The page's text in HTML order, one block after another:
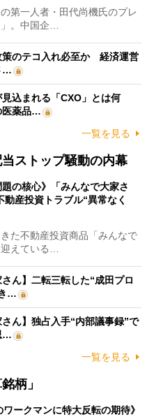
第一人者・田代尚機氏のプレ
」。中国企…
策のテコ入れ必至か 経済運営
…
込まれる「CXO」とは何
医薬品…
一覧を見る
当ストップ騒動の内幕
題の核心》「みんなで大家さ
動産投資トラブル“異常なく
た不動産投資商品「みんなで
迎えている…
ん】二転三転した“成田プロ
…
ん】独占入手“内部議事録”で
…
一覧を見る
柄」
ワークマンに特大反転の期待》